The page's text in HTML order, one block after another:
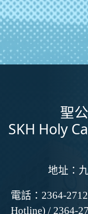
聖
SKH Holy
地址：
電話： 2364-
Hotline) / 2364-